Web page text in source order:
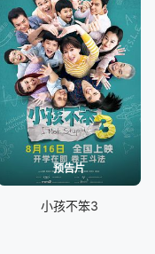
预告片
小孩不笨3